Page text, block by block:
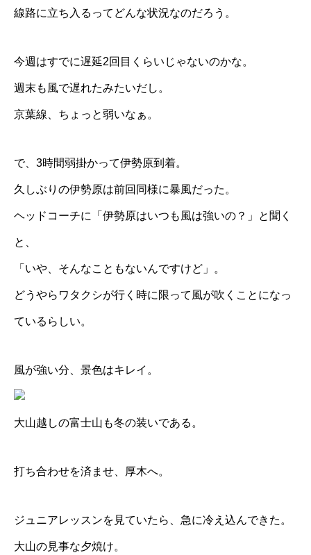
線路に立ち入るってどんな状況なのだろう。
今週はすでに遅延2回目くらいじゃないのかな。
週末も風で遅れたみたいだし。
京葉線、ちょっと弱いなぁ。
で、3時間弱掛かって伊勢原到着。
久しぶりの伊勢原は前回同様に暴風だった。
ヘッドコーチに「伊勢原はいつも風は強いの？」と聞く
と、
「いや、そんなこともないんですけど」。
どうやらワタクシが行く時に限って風が吹くことになっ
ているらしい。
風が強い分、景色はキレイ。
大山越しの富士山も冬の装いである。
打ち合わせを済ませ、厚木へ。
ジュニアレッスンを見ていたら、急に冷え込んできた。
大山の見事な夕焼け。